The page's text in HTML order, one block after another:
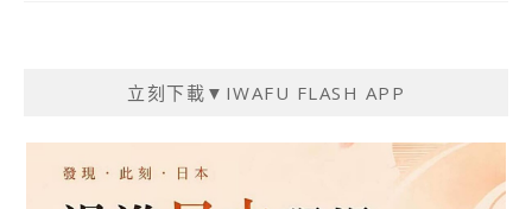
立刻下載▼IWAFU FLASH APP